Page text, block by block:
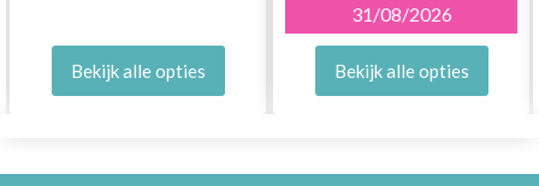
Bekijk alle opties
31/08/2026
Bekijk alle opties